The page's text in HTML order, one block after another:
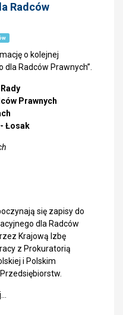
Radców
o kolejnej
dla Radców Prawnych”.
Prawnych
Łosak
się zapisy do
dla Radców
Krajową Izbę
z Prokuratorią
i Polskim